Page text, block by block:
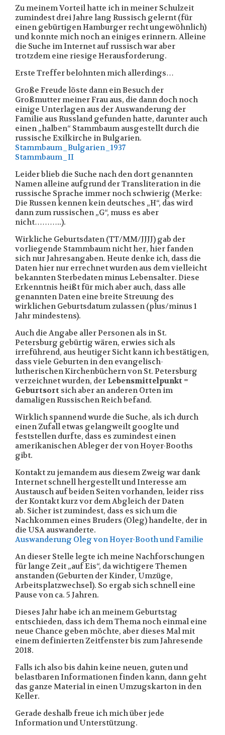
Zu meinem Vorteil hatte ich in meiner Schulzeit
zumindest drei Jahre lang Russisch gelernt (für
einen gebürtigen Hamburger recht ungewöhnlich)
und konnte mich noch an einiges erinnern. Alleine
die Suche im Internet auf russisch war aber
trotzdem eine riesige Herausforderung.
Erste Treffer belohnten mich allerdings…
Große Freude löste dann ein Besuch der
Großmutter meiner Frau aus, die dann doch noch
einige Unterlagen aus der Auswanderung der
Familie aus Russland gefunden hatte, darunter auch
einen „halben“ Stammbaum ausgestellt durch die
russische Exilkirche in Bulgarien.
Stammbaum_Bulgarien_1937
Stammbaum_II
Leider blieb die Suche nach den dort genannten
Namen alleine aufgrund der Transliteration in die
russische Sprache immer noch schwierig (Merke:
Die Russen kennen kein deutsches „H“, das wird
dann zum russischen „G“, muss es aber
nicht………..).
Wirkliche Geburtsdaten (TT/MM/JJJJ) gab der
vorliegende Stammbaum nicht her, hier fanden
sich nur Jahresangaben. Heute denke ich, dass die
Daten hier nur errechnet wurden aus dem vielleicht
bekannten Sterbedaten minus Lebensalter. Diese
Erkenntnis heißt für mich aber auch, dass alle
genannten Daten eine breite Streuung des
wirklichen Geburtsdatum zulassen (plus/minus 1
Jahr mindestens).
Auch die Angabe aller Personen als in St.
Petersburg gebürtig wären, erwies sich als
irreführend, aus heutiger Sicht kann ich bestätigen,
dass viele Geburten in den evangelisch-
lutherischen Kirchenbüchern von St. Petersburg
verzeichnet wurden, der Lebensmittelpunkt =
Geburtsort sich aber an anderen Orten im
damaligen Russischen Reich befand.
Wirklich spannend wurde die Suche, als ich durch
einen Zufall etwas gelangweilt googlte und
feststellen durfte, dass es zumindest einen
amerikanischen Ableger der von Hoyer-Booths
gibt.
Kontakt zu jemandem aus diesem Zweig war dank
Internet schnell hergestellt und Interesse am
Austausch auf beiden Seiten vorhanden, leider riss
der Kontakt kurz vor dem Abgleich der Daten
ab. Sicher ist zumindest, dass es sich um die
Nachkommen eines Bruders (Oleg) handelte, der in
die USA auswanderte.
Auswanderung Oleg von Hoyer-Booth und Familie
An dieser Stelle legte ich meine Nachforschungen
für lange Zeit „auf Eis“, da wichtigere Themen
anstanden (Geburten der Kinder, Umzüge,
Arbeitsplatzwechsel). So ergab sich schnell eine
Pause von ca. 5 Jahren.
Dieses Jahr habe ich an meinem Geburtstag
entschieden, dass ich dem Thema noch einmal eine
neue Chance geben möchte, aber dieses Mal mit
einem definierten Zeitfenster bis zum Jahresende
2018.
Falls ich also bis dahin keine neuen, guten und
belastbaren Informationen finden kann, dann geht
das ganze Material in einen Umzugskarton in den
Keller.
Gerade deshalb freue ich mich über jede
Information und Unterstützung.